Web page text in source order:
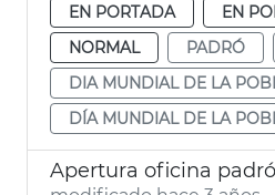
EN PORTADA
EN
NORMAL
PADRÓ
DIA MUNDIAL DE LA
DÍA MUNDIAL DE LA
Apertura oficina